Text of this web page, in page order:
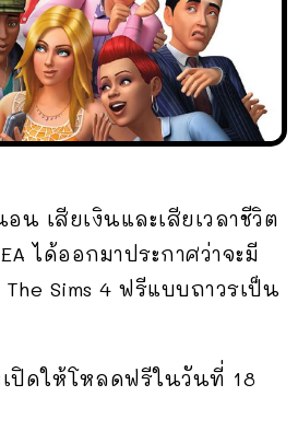
น เสียเงินและเสียเวลาชีวิต
ได้ออกมาประกาศว่าจะมี
Sims 4 ฟรีแบบถาวรเป็น
เปิดให้โหลดฟรีในวันที่ 18